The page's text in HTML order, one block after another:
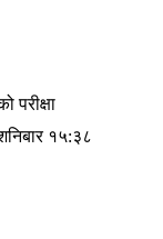
परीक्षा
१५:३८